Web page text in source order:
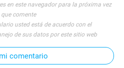
en este navegador para la próxima vez
que comente
usted está de acuerdo con el
de sus datos por este sitio web
comentario